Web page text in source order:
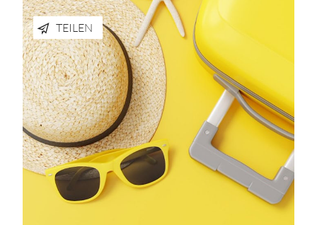
TEILEN